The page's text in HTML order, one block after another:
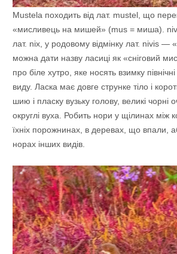
Mustela походить від лат. mustel, що
«мисливець на мишей» (mus = миша).
лат. nix, у родовому відмінку лат. nivis —
можна дати назву ласиці як «сніговий
про біле хутро, яке носять взимку
виду. Ласка має довге струнке тіло і
шию і пласку вузьку голову, великі чорні
округлі вуха. Робить нори у щілинах між
їхніх порожнинах, в деревах, що впали,
норах інших видів.